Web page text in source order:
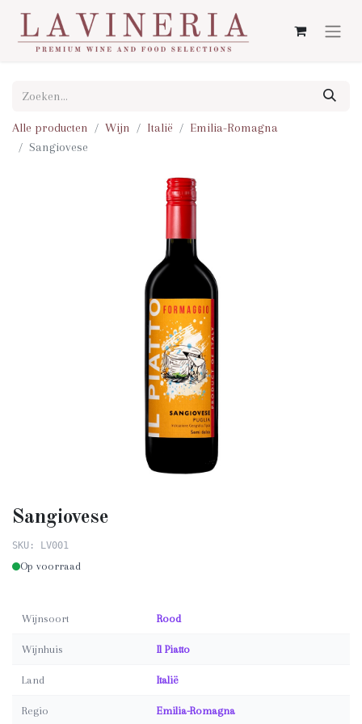
Alle producten Wijn Italië
Emilia-Romagna
Sangiovese
Sangiovese
SKU: LV001
Op voorraad
Wijnsoort Rood
Wijnhuis Il Piatto
Land Italië
Regio Emilia-Romagna